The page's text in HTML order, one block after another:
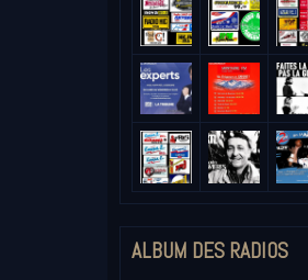
ALBUM DES RADIOS